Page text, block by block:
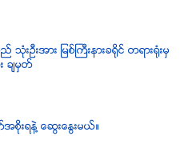
ဦးအား ျမစ္ႀကီးနားခရိုင္ တရားရံုးမွ
ခ်မွတ္
ရနဲ႔ ေဆြးေႏြးမယ္။